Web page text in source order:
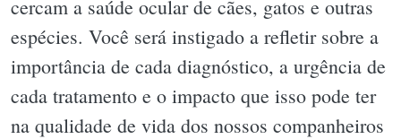
cercam a saúde ocular de cães, gatos e outras
espécies. Você será instigado a refletir sobre a
importância de cada diagnóstico, a urgência de
cada tratamento e o impacto que isso pode ter
na qualidade de vida dos nossos companheiros